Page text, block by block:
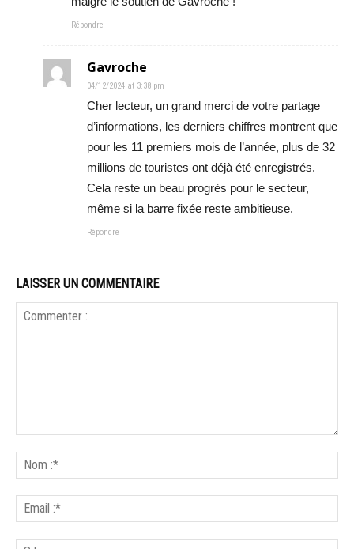
Répondre
Gavroche
04/12/2024 at 3:38 pm
Cher lecteur, un grand merci de votre partage
d’informations, les derniers chiffres montrent que
pour les 11 premiers mois de l’année, plus de 32
millions de touristes ont déjà été enregistrés.
Cela reste un beau progrès pour le secteur,
même si la barre fixée reste ambitieuse.
Répondre
LAISSER UN COMMENTAIRE